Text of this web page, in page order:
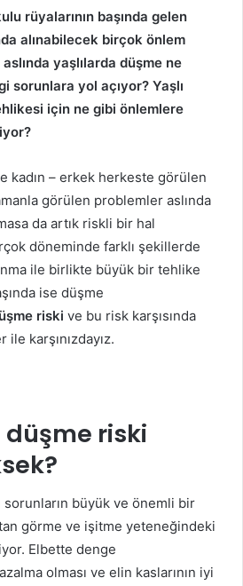
rüyalarının başında gelen
alınabilecek birçok önlem
yaşlılarda düşme ne
sorunlara yol açıyor? Yaşlı
için ne gibi önlemlere
kadın – erkek herkeste görülen
görülen problemler aslında
da artık riskli bir hal
döneminde farklı şekillerde
ile birlikte büyük bir tehlike
ise düşme
riski ve bu risk karşısında
karşınızdayız.
riski
sorunların büyük ve önemli bir
görme ve işitme yeteneğindeki
Elbette denge
olması ve elin kaslarının iyi